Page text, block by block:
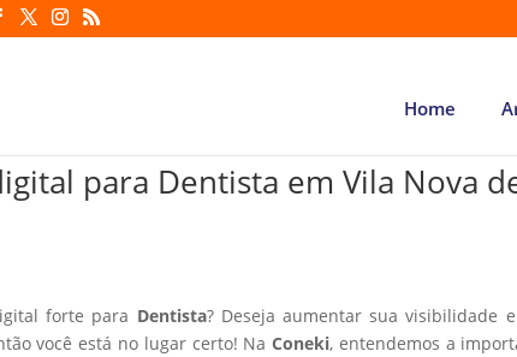
Home
para Dentista em Vila Nova
forte para Dentista? Deseja aumentar sua visibilidade
você está no lugar certo! NaConeki, entendemos a